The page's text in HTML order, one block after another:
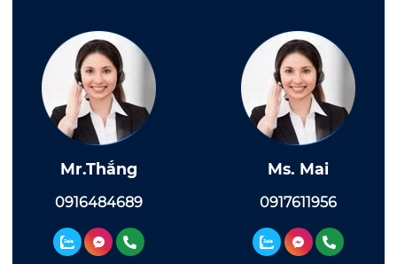
Mr.Thắng
0916484689
Ms. Mai
0917611956